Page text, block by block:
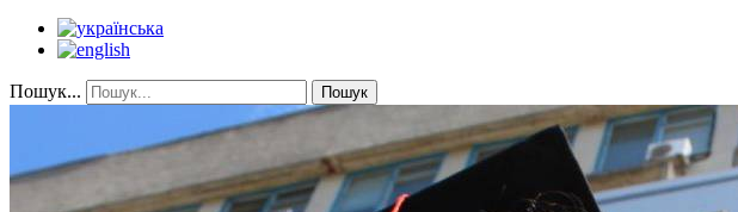
Пошук... Пошук